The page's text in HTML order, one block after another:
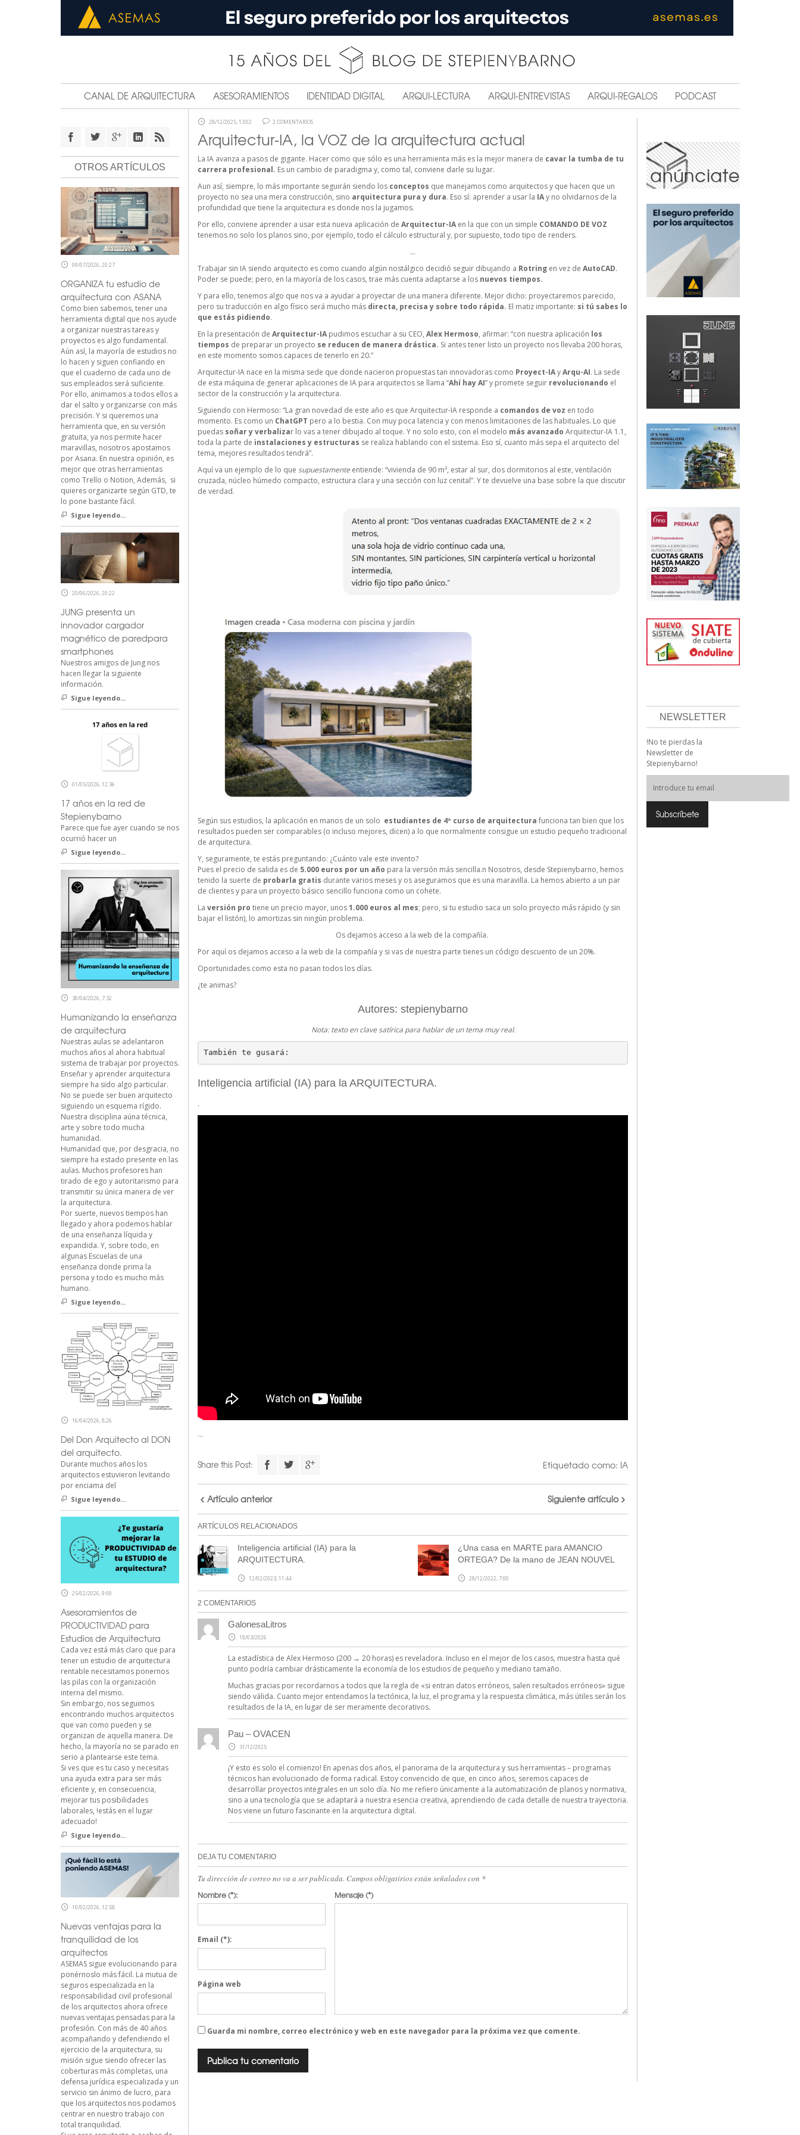
CANAL DE ARQUITECTURA ASESORAMIENTOS IDENTIDAD DIGITAL ARQUI-LECTURA ARQUI-ENTREVISTAS ARQUI-REGALOS PODCAST
28/12/2025, 13:02 2 COMENTARIOS
Arquitectur-IA, la VOZ de la arquitectura actual
La IA avanza a pasos de gigante. Hacer como que sólo es una herramienta más es la mejor manera de cavar la tumba de tu
carrera profesional. Es un cambio de paradigma y, como tal, conviene darle su lugar.
Aun así, siempre, lo más importante seguirán siendo los conceptos que manejamos como arquitectos y que hacen que un
proyecto no sea una mera construcción, sino arquitectura pura y dura. Eso sí: aprender a usar la IAy no olvidarnos de la
profundidad que tiene la arquitectura es donde nos la jugamos.
Por ello, conviene aprender a usar esta nueva aplicación de Arquitectur-IAen la que con un simple COMANDO DE VOZ
tenemos no solo los planos sino, por ejemplo, todo el cálculo estructural y, por supuesto, todo tipo de renders.
…
Trabajar sin IA siendo arquitecto es como cuando algún nostálgico decidió seguir dibujando a Rotringen vez de AutoCAD.
Poder se puede; pero, en la mayoría de los casos, trae más cuenta adaptarse a los nuevos tiempos.
Y para ello, tenemos algo que nos va a ayudar a proyectar de una manera diferente. Mejor dicho: proyectaremos parecido,
pero su traducción en algo físico será mucho másdirecta, precisa y sobre todo rápida. El matiz importante: si tú sabes lo
que estás pidiendo.
En la presentación de Arquitectur-IA pudimos escuchar a su CEO, Alex Hermoso, afirmar: “con nuestra aplicación los
tiempos de preparar un proyecto se reducen de manera drástica. Si antes tener listo un proyecto nos llevaba 200 horas,
en este momento somos capaces de tenerlo en 20.”
Arquitectur-IA nace en la misma sede que donde nacieron propuestas tan innovadoras como Proyect-IAyArqu-AI. La sede
de esta máquina de generar aplicaciones de IA para arquitectos se llama “Ahí hay AI” y promete seguir revolucionando el
sector de la construcción y la arquitectura.
Siguiendo con Hermoso: “La gran novedad de este año es que Arquitectur-IA responde a comandos de voz en todo
momento. Es como un ChatGPT pero a lo bestia. Con muy poca latencia y con menos limitaciones de las habituales. Lo que
puedas soñar y verbalizar lo vas a tener dibujado al toque. Y no solo esto, con el modelo más avanzado Arquitectur-IA 1.1,
toda la parte de instalaciones y estructuras se realiza hablando con el sistema. Eso sí, cuanto más sepa el arquitecto del
tema, mejores resultados tendrá”.
Aquí va un ejemplo de lo que supuestamenteentiende: “vivienda de 90 m², estar al sur, dos dormitorios al este, ventilación
cruzada, núcleo húmedo compacto, estructura clara y una sección con luz cenital”. Y te devuelve una base sobre la que discutir
de verdad.
Según sus estudios, la aplicación en manos de un solo estudiantes de 4º curso de arquitectura funciona tan bien que los
resultados pueden ser comparables (o incluso mejores, dicen) a lo que normalmente consigue un estudio pequeño tradicional
de arquitectura.
Y, seguramente, te estás preguntando: ¿Cuánto vale este invento?
Pues el precio de salida es de 5.000 euros por un año para la versión más sencilla.n Nosotros, desde Stepienybarno, hemos
tenido la suerte de probarla gratis durante varios meses y os aseguramos que es una maravilla. La hemos abierto a un par
de clientes y para un proyecto básico sencillo funciona como un cohete.
La versión pro tiene un precio mayor, unos1.000 euros al mes; pero, si tu estudio saca un solo proyecto más rápido (y sin
bajar el listón), lo amortizas sin ningún problema.
Os dejamos acceso a la web de la compañía.
Por aquí os dejamos acceso a la web de la compañía y si vas de nuestra parte tienes un código descuento de un 20%.
Oportunidades como esta no pasan todos los días.
¿te animas?
Autores: stepienybarno
Nota: texto en clave satírica para hablar de un tema muy real.
También te gusará:
Inteligencia artificial (IA) para la ARQUITECTURA.
.
…
Share this Post: Etiquetado como: IA
Artículo anterior Siguiente artículo
ARTÍCULOS RELACIONADOS
Inteligencia artificial (IA) para la
ARQUITECTURA.
12/02/2023, 11:44
¿Una casa en MARTE para AMANCIO
ORTEGA? De la mano de JEAN NOUVEL
28/12/2022, 7:00
2 COMENTARIOS
GalonesaLitros
18/03/2026
La estadística de Alex Hermoso (200 → 20 horas) es reveladora. Incluso en el mejor de los casos, muestra hasta qué
punto podría cambiar drásticamente la economía de los estudios de pequeño y mediano tamaño.
Muchas gracias por recordarnos a todos que la regla de «si entran datos erróneos, salen resultados erróneos» sigue
siendo válida. Cuanto mejor entendamos la tectónica, la luz, el programa y la respuesta climática, más útiles serán los
resultados de la IA, en lugar de ser meramente decorativos.
Pau – OVACEN
31/12/2025
¡Y esto es solo el comienzo! En apenas dos años, el panorama de la arquitectura y sus herramientas – programas
técnicos han evolucionado de forma radical. Estoy convencido de que, en cinco años, seremos capaces de
desarrollar proyectos integrales en un solo día. No me refiero únicamente a la automatización de planos y normativa,
sino a una tecnología que se adaptará a nuestra esencia creativa, aprendiendo de cada detalle de nuestra trayectoria.
Nos viene un futuro fascinante en la arquitectura digital.
DEJA TU COMENTARIO
Tu dirección de correo no va a ser publicada. Campos obligatirios están señalados con *
Mensaje(*)
Nombre(*):
Email (*):
Página web
Guarda mi nombre, correo electrónico y web en este navegador para la próxima vez que comente.
NEWSLETTER
!No te pierdas la
Newsletter de
Stepienybarno!
OTROS ARTÍCULOS
09/07/2026, 20:27
ORGANIZA tu estudio de
arquitectura con ASANA
Como bien sabemos, tener una
herramienta digital que nos ayude
a organizar nuestras tareas y
proyectos es algo fundamental.
Aún así, la mayoría de estudios no
lo hacen y siguen confiando en
que el cuaderno de cada uno de
sus empleados será suficiente.
Por ello, animamos a todos ellos a
dar el salto y organizarse con más
precisión. Y si queremos una
herramienta que, en su versión
gratuita, ya nos permite hacer
maravillas, nosotros apostamos
por Asana. En nuestra opinión, es
mejor que otras herramientas
como Trello o Notion, Además, si
quieres organizarte según GTD, te
lo pone bastante fácil.
Sigue leyendo...
20/06/2026, 20:22
JUNG presenta un
innovador cargador
magnético de paredpara
smartphones
Nuestros amigos de Jung nos
hacen llegar la siguiente
información.
Sigue leyendo...
01/05/2026, 12:36
17 años en la red de
Stepienybarno
Parece que fue ayer cuando se nos
ocurrió hacer un
Sigue leyendo...
30/04/2026, 7:32
Humanizando la enseñanza
de arquitectura
Nuestras aulas se adelantaron
muchos años al ahora habitual
sistema de trabajar por proyectos.
Enseñar y aprender arquitectura
siempre ha sido algo particular.
No se puede ser buen arquitecto
siguiendo un esquema rígido.
Nuestra disciplina aúna técnica,
arte y sobre todo mucha
humanidad.
Humanidad que, por desgracia, no
siempre ha estado presente en las
aulas. Muchos profesores han
tirado de ego y autoritarismo para
transmitir su única manera de ver
la arquitectura.
Por suerte, nuevos tiempos han
llegado y ahora podemos hablar
de una enseñanza líquida y
expandida. Y, sobre todo, en
algunas Escuelas de una
enseñanza donde prima la
persona y todo es mucho más
humano.
Sigue leyendo...
16/04/2026, 8:26
Del Don Arquitecto al DON
del arquitecto.
Durante muchos años los
arquitectos estuvieron levitando
por enciama del
Sigue leyendo...
25/02/2026, 9:00
Asesoramientos de
PRODUCTIVIDAD para
Estudios de Arquitectura
Cada vez está más claro que para
tener un estudio de arquitectura
rentable necesitamos ponernos
las pilas con la organización
interna del mismo.
Sin embargo, nos seguimos
encontrando muchos arquitectos
que van como pueden y se
organizan de aquella manera. De
hecho, la mayoría no se parado en
serio a plantearse este tema.
Si ves que es tu caso y necesitas
una ayuda extra para ser más
eficiente y, en consecuencia,
mejorar tus posibilidades
laborales, !estás en el lugar
adecuado!
Sigue leyendo...
10/02/2026, 12:58
Nuevas ventajas para la
tranquilidad de los
arquitectos
ASEMAS sigue evolucionando para
ponérnoslo más fácil. La mutua de
seguros especializada en la
responsabilidad civil profesional
de los arquitectos ahora ofrece
nuevas ventajas pensadas para la
profesión. Con más de 40 años
acompañando y defendiendo el
ejercicio de la arquitectura, su
misión sigue siendo ofrecer las
coberturas más completas, una
defensa jurídica especializada y un
servicio sin ánimo de lucro, para
que los arquitectos nos podamos
centrar en nuestro trabajo con
total tranquilidad.